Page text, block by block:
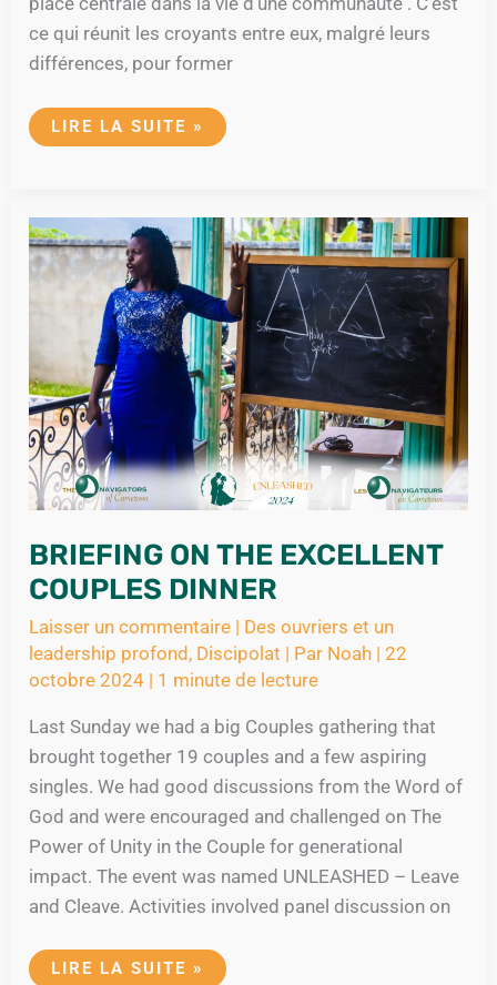
ce qui réunit les croyants entre eux, malgré leurs
différences, pour former
LIRE LA SUITE »
BRIEFING ON THE EXCELLENT
COUPLES DINNER
Laisser un commentaire | Des ouvriers et un
leadership profond, Discipolat | Par Noah |22
octobre 2024 | 1 minute de lecture
Last Sunday we had a big Couples gathering that
brought together 19 couples and a few aspiring
singles. We had good discussions from the Word of
God and were encouraged and challenged on The
Power of Unity in the Couple for generational
impact. The event was named UNLEASHED – Leave
and Cleave. Activities involved panel discussion on
ON
THE
EXCELLENT
COUPLES
DINNER
LIRE LA SUITE »